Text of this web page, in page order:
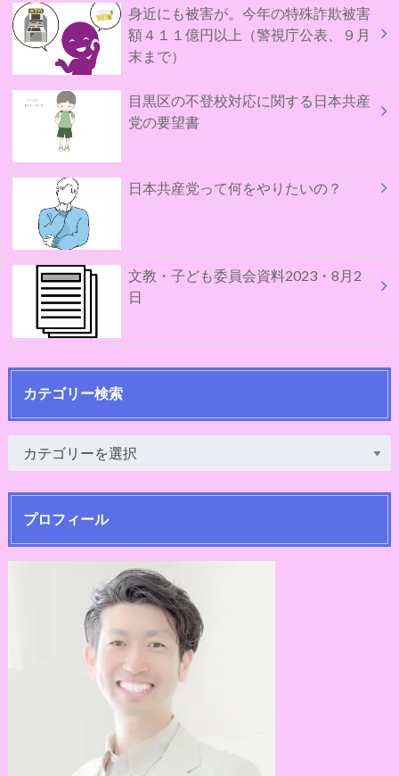
身近にも被害が。今年の特殊詐欺被害
額４１１億円以上（警視庁公表、９月
末まで）
目黒区の不登校対応に関する日本共産
党の要望書
日本共産党って何をやりたいの？
文教・子ども委員会資料2023・8月2
日
カテゴリー検索
プロフィール